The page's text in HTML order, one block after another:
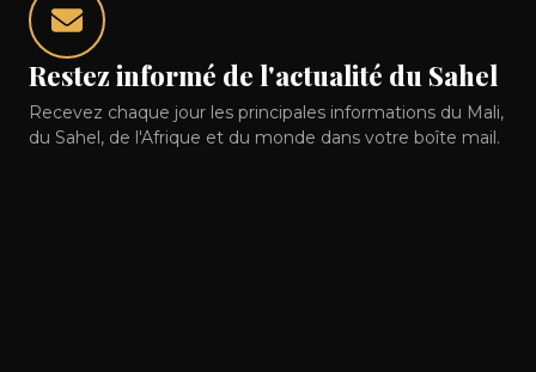
Restez informé de l'actualité du Sahel
Recevez chaque jour les principales informations du Mali,
du Sahel, de l'Afrique et du monde dans votre boîte mail.